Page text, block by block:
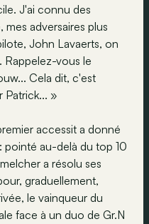
J'ai connu des
adversaires plus
John Lavaerts, on
Rappelez-vous le
Cela dit, c'est
Patrick... »
accessit a donné
pointé au-delà du top 10
a résolu ses
graduellement,
le vainqueur du
face à un duo de Gr.N